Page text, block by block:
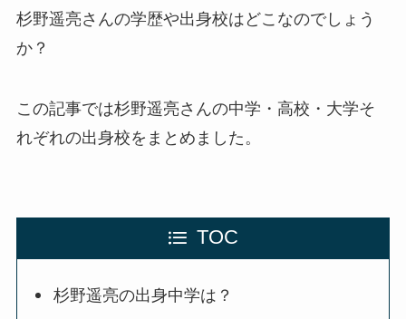
杉野遥亮さんの学歴や出身校はどこなのでしょう
か？
この記事では杉野遥亮さんの中学・高校・大学そ
れぞれの出身校をまとめました。
TOC
杉野遥亮の出身中学は？